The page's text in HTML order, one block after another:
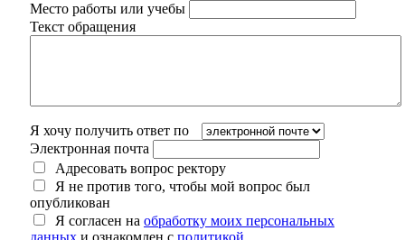
Место работы или учебы
Текст обращения
Я хочу получить ответ по
Электронная почта
Адресовать вопрос ректору
Я не против того, чтобы мой вопрос был
опубликован
Я согласен на обработку моих персональных